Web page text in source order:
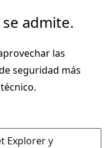
admite.
las
seguridad más
Explorer y